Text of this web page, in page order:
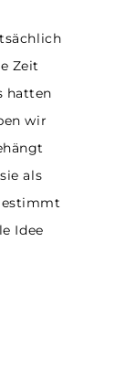
Zeit
hatten
wir
als
Idee